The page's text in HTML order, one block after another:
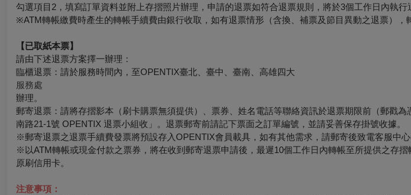
勾選項目2，填寫訂單資料並附上存摺照片辦理，申請的退票如符合退票規則，將於3個工作日內執行
※ATM轉帳繳費時產生的轉帳手續費由銀行收取，如有退票情形（含換、補票及節目異動之退票），
【已取紙本票】
請由下述退票方案擇一辦理：
臨櫃退票：請於服務時間內，至OPENTIX臺北、臺中、臺南、高雄四大
服務處
辦理。
郵寄退票：請將存摺影本（刷卡購票無須提供）、票券、姓名電話等聯絡資訊於退票期限前（郵戳
南路21-1號 OPENTIX 退票小組收」。退票郵寄前請記下票面之訂單編號，並請妥善保存掛號收據。
※郵寄退票之退票手續費發票將預設存入OPENTIX會員載具，如有其他需求，請郵寄後致電客服中心
※以ATM轉帳或現金付款之票券，將在收到郵寄退票申請後，最遲10個工作日內轉帳至所提供之存
原刷信用卡。
注意事項：